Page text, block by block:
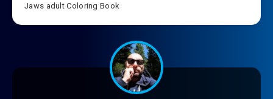
Jaws adult Coloring Book